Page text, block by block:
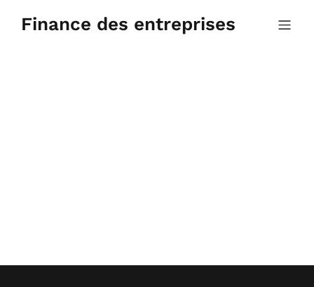
contenuFinance des entreprises